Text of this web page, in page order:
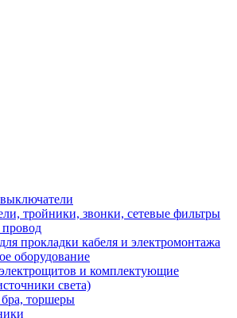
тройники, звонки, сетевые фильтры
прокладки кабеля и электромонтажа
оборудование
и комплектующие
света)
торшеры